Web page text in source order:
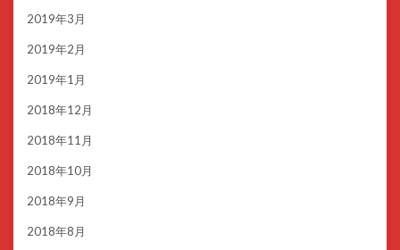
2019年3月
2019年2月
2019年1月
2018年12月
2018年11月
2018年10月
2018年9月
2018年8月